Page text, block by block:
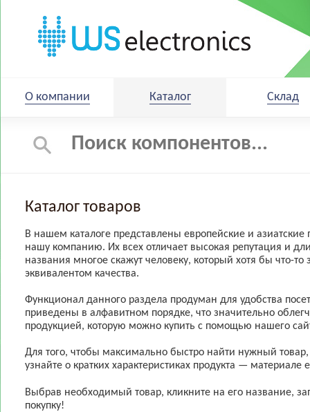
О компании Каталог Склад
Каталог товаров
В нашем каталоге представлены европейские и
нашу компанию. Их всех отличает высокая репутация и
названия многое скажут человеку, который хотя бы что-то
эквивалентом качества.
Функционал данного раздела продуман для удобства
приведены в алфавитном порядке, что значительно
продукцией, которую можно купить с помощью нашего
Для того, чтобы максимально быстро найти нужный
узнайте о кратких характеристиках продукта — материале
Выбрав необходимый товар, кликните на его название,
покупку!